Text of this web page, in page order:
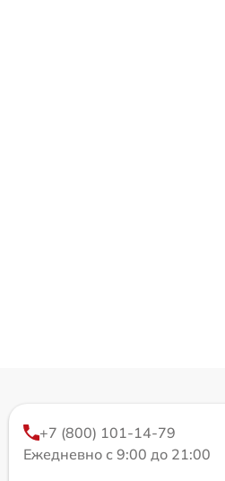
+7 (800) 101-14-79
Ежедневно с 9:00 до 21:00